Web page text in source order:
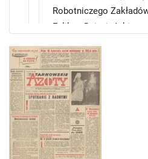
Robotniczego
Feliksa
Robotniczego
Feliksa Dzierżyńskiego.
Tarnowskie Azoty :
Robotniczego
Feliksa Dzierżyńskiego.
Tarnowskie Azoty :
Robotniczego